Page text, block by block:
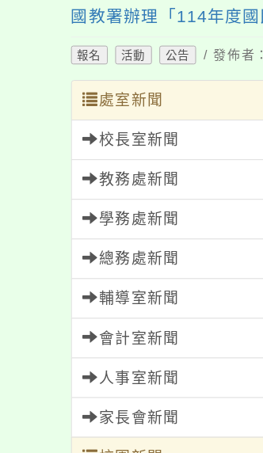
國教署辦理「114年度
報名 活動 公告 / 發佈者
處室新聞
校長室新聞
教務處新聞
學務處新聞
總務處新聞
輔導室新聞
會計室新聞
人事室新聞
家長會新聞